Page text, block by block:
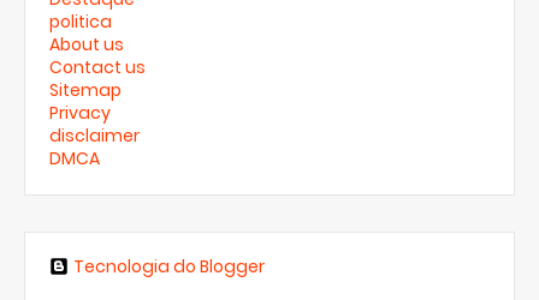
politica
About us
Contact us
Sitemap
Privacy
disclaimer
DMCA
Tecnologia do Blogger